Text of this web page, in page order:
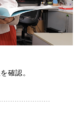
確認。